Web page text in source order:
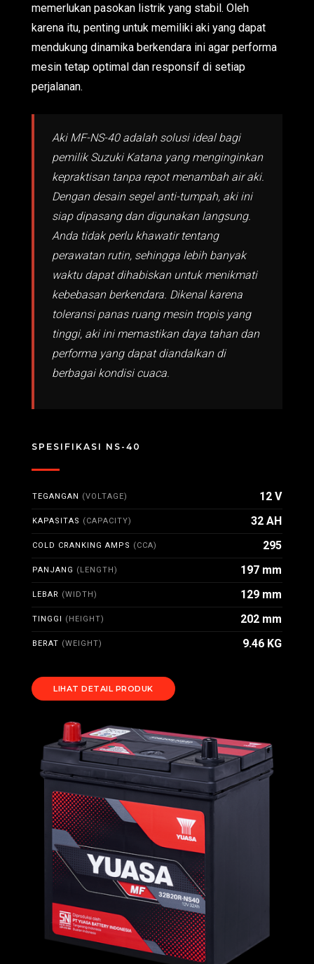
memerlukan pasokan listrik yang stabil. Oleh
karena itu, penting untuk memiliki aki yang dapat
mendukung dinamika berkendara ini agar performa
mesin tetap optimal dan responsif di setiap
perjalanan.
Aki MF-NS-40 adalah solusi ideal bagi
pemilik Suzuki Katana yang menginginkan
kepraktisan tanpa repot menambah air aki.
Dengan desain segel anti-tumpah, aki ini
siap dipasang dan digunakan langsung.
Anda tidak perlu khawatir tentang
perawatan rutin, sehingga lebih banyak
waktu dapat dihabiskan untuk menikmati
kebebasan berkendara. Dikenal karena
toleransi panas ruang mesin tropis yang
tinggi, aki ini memastikan daya tahan dan
performa yang dapat diandalkan di
berbagai kondisi cuaca.
SPESIFIKASI NS-40
TEGANGAN (VOLTAGE) 12 V
KAPASITAS (CAPACITY) 32 AH
COLD CRANKING AMPS (CCA) 295
PANJANG (LENGTH) 197 mm
LEBAR (WIDTH) 129 mm
TINGGI (HEIGHT) 202 mm
BERAT (WEIGHT) 9.46 KG
LIHAT DETAIL PRODUK